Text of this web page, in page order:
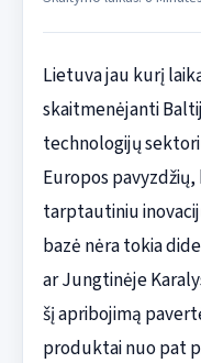
Lietuva jau kurį
skaitmenėjanti
technologijų
Europos
tarptautiniu
bazė nėra tokia
ar Jungtinėje
šį apribojimą
produktai nuo pat